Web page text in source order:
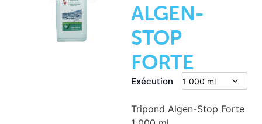
ALGEN-
STOP
FORTE
Exécution
Tripond Algen-Stop Forte